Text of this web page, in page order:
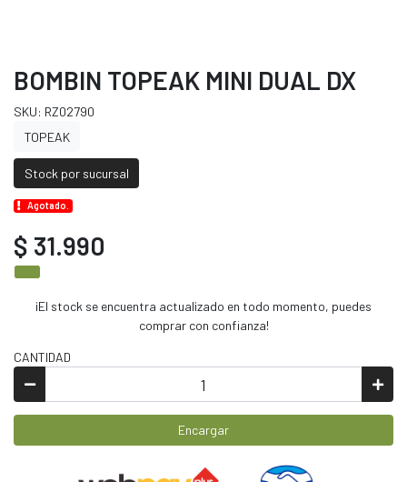
BOMBIN TOPEAK MINI DUAL DX
SKU: RZ02790
TOPEAK
Stock por sucursal
Agotado.
$ 31.990
¡El stock se encuentra actualizado en todo momento, puedes
comprar con confianza!
CANTIDAD
Encargar